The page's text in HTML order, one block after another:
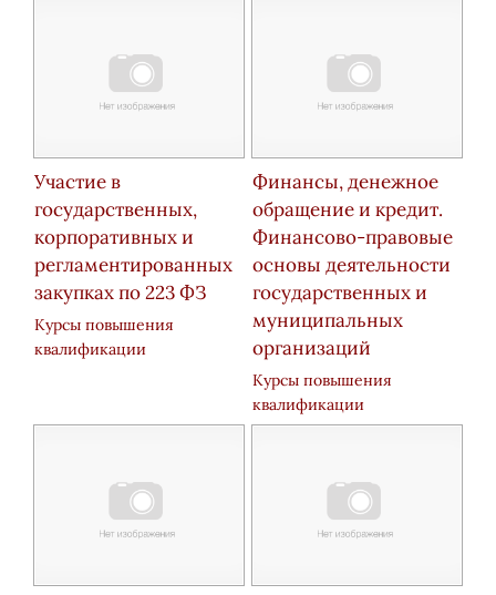
Участие в
государственных,
корпоративных и
регламентированных
закупках по 223 ФЗ
Курсы повышения
квалификации
Финансы, денежное
обращение и кредит.
Финансово-правовые
основы деятельности
государственных и
муниципальных
организаций
Курсы повышения
квалификации